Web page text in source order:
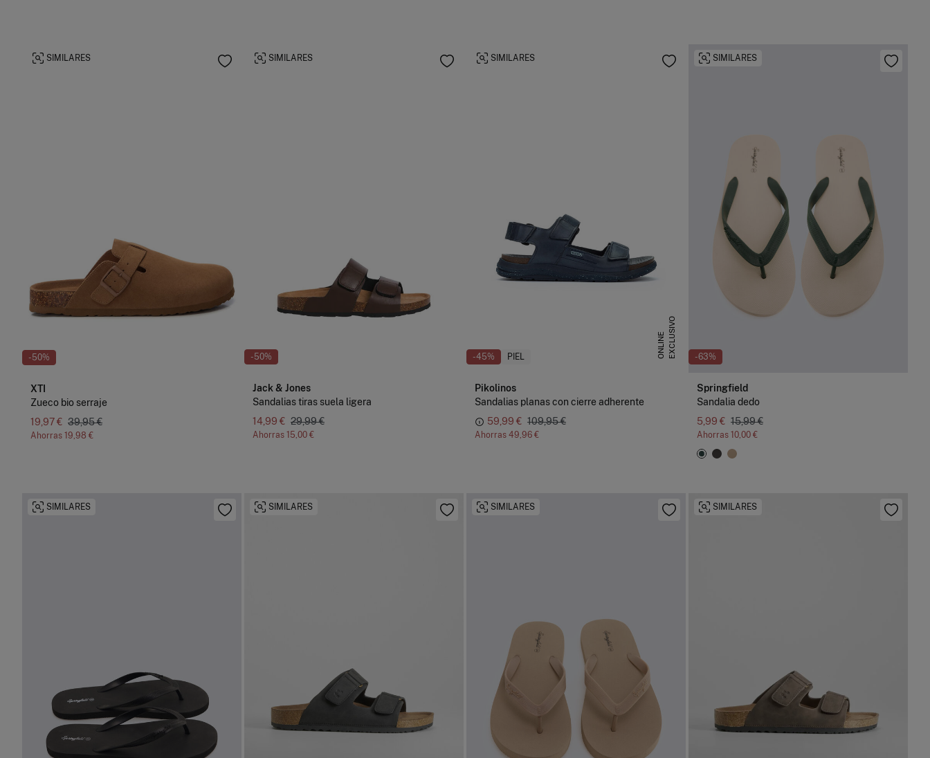
-50%
SIMILARES
XTI
Zueco bio serraje
19,97 € 39,95 €
Ahorras 19,98 €
-50%
SIMILARES
Jack & Jones
Sandalias tiras suela ligera
14,99 € 29,99 €
Ahorras 15,00 €
-45% PIEL E
X
C
L
U
S
I
V
O
O
N
L
I
N
E
SIMILARES
Pikolinos
Sandalias planas con cierre adherente
59,99 € 109,95 €
Ahorras 49,96 €
-63%
SIMILARES
Springfield
Sandalia dedo
5,99 € 15,99 €
Ahorras 10,00 €
SIMILARES SIMILARES SIMILARES SIMILARES